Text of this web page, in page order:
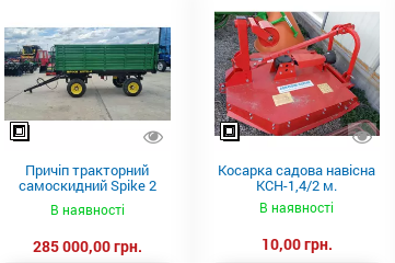
Причіп тракторний
самоскидний Spike 2
В наявності
285 000,00 грн.
Косарка садова навісна
КСН-1,4/2 м.
В наявності
10,00 грн.